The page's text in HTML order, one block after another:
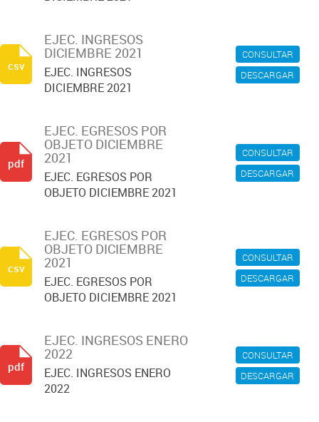
CONSULTAR
DESCARGAR
EJEC. INGRESOS
DICIEMBRE 2021
EJEC. INGRESOS
DICIEMBRE 2021
csv
CONSULTAR
DESCARGAR
EJEC. EGRESOS POR
OBJETO DICIEMBRE
2021
EJEC. EGRESOS POR
OBJETO DICIEMBRE 2021
pdf
CONSULTAR
DESCARGAR
EJEC. EGRESOS POR
OBJETO DICIEMBRE
2021
EJEC. EGRESOS POR
OBJETO DICIEMBRE 2021
csv
CONSULTAR
DESCARGAR
EJEC. INGRESOS ENERO
2022
EJEC. INGRESOS ENERO
2022
pdf